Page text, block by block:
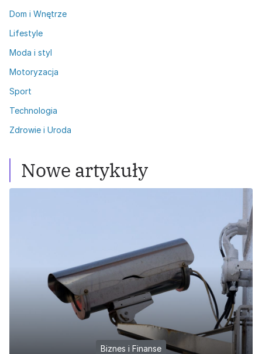
Dom i Wnętrze
Lifestyle
Moda i styl
Motoryzacja
Sport
Technologia
Zdrowie i Uroda
Nowe artykuły
Biznes i Finanse